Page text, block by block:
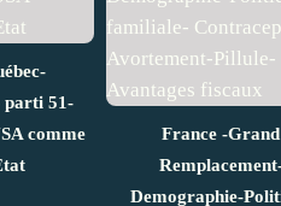
parti 51-
comme
France -Grand
Demographie-